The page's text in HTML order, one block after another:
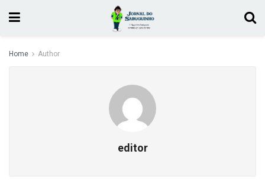
Home Author
editor